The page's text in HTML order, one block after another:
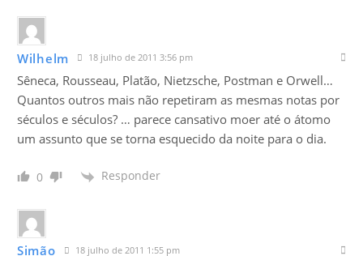
Wilhelm 18 julho de 2011 3:56 pm
Sêneca, Rousseau, Platão, Nietzsche, Postman e Orwell…
Quantos outros mais não repetiram as mesmas notas por
séculos e séculos? … parece cansativo moer até o átomo
um assunto que se torna esquecido da noite para o dia.
0 Responder
Simão 18 julho de 2011 1:55 pm